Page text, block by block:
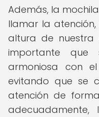
Además, la
llamar la
altura de nuestra
importante que
armoniosa con
evitando que se
atención de